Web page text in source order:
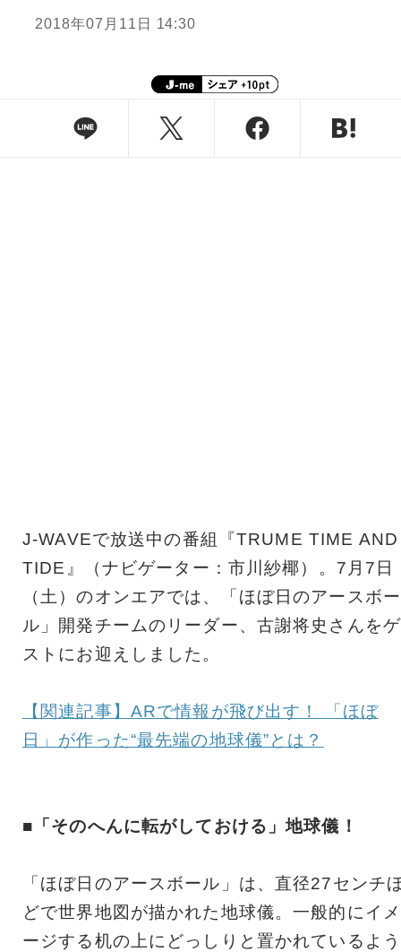
2018年07月11日 14:30
J-WAVEで放送中の番組『TRUME TIME AND
TIDE』（ナビゲーター：市川紗椰）。7月7日
（土）のオンエアでは、「ほぼ日のアースボー
ル」開発チームのリーダー、古謝将史さんをゲ
ストにお迎えしました。
【関連記事】ARで情報が飛び出す！ 「ほぼ
日」が作った“最先端の地球儀”とは？
■「そのへんに転がしておける」地球儀！
「ほぼ日のアースボール」は、直径27センチ
どで世界地図が描かれた地球儀。一般的にイメ
ージする机の上にどっしりと置かれているよう